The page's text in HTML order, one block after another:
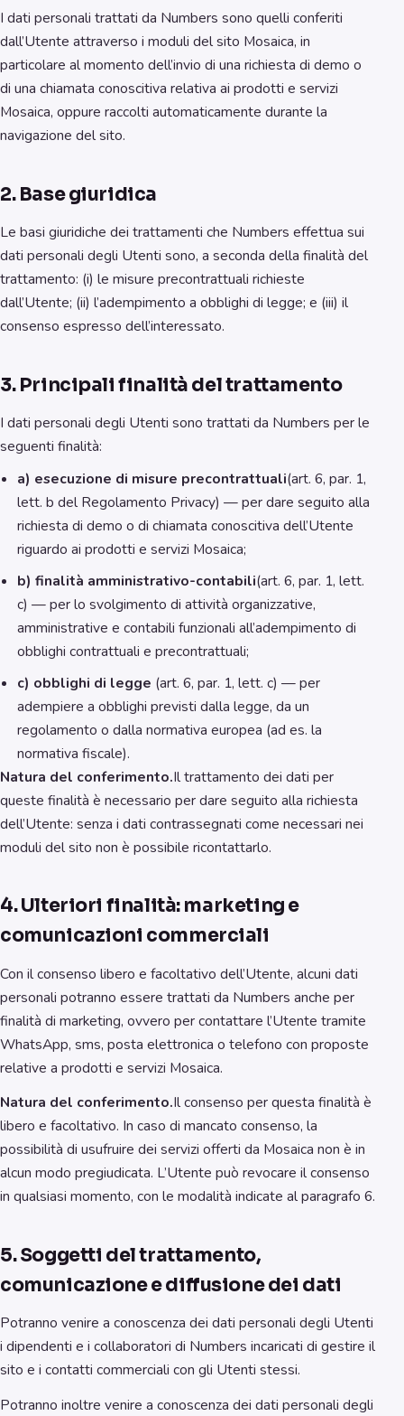
I dati personali trattati da Numbers sono quelli conferiti
dall’Utente attraverso i moduli del sito Mosaica, in
particolare al momento dell’invio di una richiesta di demo o
di una chiamata conoscitiva relativa ai prodotti e servizi
Mosaica, oppure raccolti automaticamente durante la
navigazione del sito.
2. Base giuridica
Le basi giuridiche dei trattamenti che Numbers effettua sui
dati personali degli Utenti sono, a seconda della finalità del
trattamento: (i) le misure precontrattuali richieste
dall’Utente; (ii) l’adempimento a obblighi di legge; e (iii) il
consenso espresso dell’interessato.
3. Principali finalità del trattamento
I dati personali degli Utenti sono trattati da Numbers per le
seguenti finalità:
a) esecuzione di misure precontrattuali(art. 6, par. 1,
lett. b del Regolamento Privacy) — per dare seguito alla
richiesta di demo o di chiamata conoscitiva dell’Utente
riguardo ai prodotti e servizi Mosaica;
b) finalità amministrativo-contabili(art. 6, par. 1, lett.
c) — per lo svolgimento di attività organizzative,
amministrative e contabili funzionali all’adempimento di
obblighi contrattuali e precontrattuali;
c) obblighi di legge (art. 6, par. 1, lett. c) — per
adempiere a obblighi previsti dalla legge, da un
regolamento o dalla normativa europea (ad es. la
normativa fiscale).
Natura del conferimento.Il trattamento dei dati per
queste finalità è necessario per dare seguito alla richiesta
dell’Utente: senza i dati contrassegnati come necessari nei
moduli del sito non è possibile ricontattarlo.
4. Ulteriori finalità: marketing e
comunicazioni commerciali
Con il consenso libero e facoltativo dell’Utente, alcuni dati
personali potranno essere trattati da Numbers anche per
finalità di marketing, ovvero per contattare l’Utente tramite
WhatsApp, sms, posta elettronica o telefono con proposte
relative a prodotti e servizi Mosaica.
Natura del conferimento.Il consenso per questa finalità è
libero e facoltativo. In caso di mancato consenso, la
possibilità di usufruire dei servizi offerti da Mosaica non è in
alcun modo pregiudicata. L’Utente può revocare il consenso
in qualsiasi momento, con le modalità indicate al paragrafo 6.
5. Soggetti del trattamento,
comunicazione e diffusione dei dati
Potranno venire a conoscenza dei dati personali degli Utenti
i dipendenti e i collaboratori di Numbers incaricati di gestire il
sito e i contatti commerciali con gli Utenti stessi.
Potranno inoltre venire a conoscenza dei dati personali degli